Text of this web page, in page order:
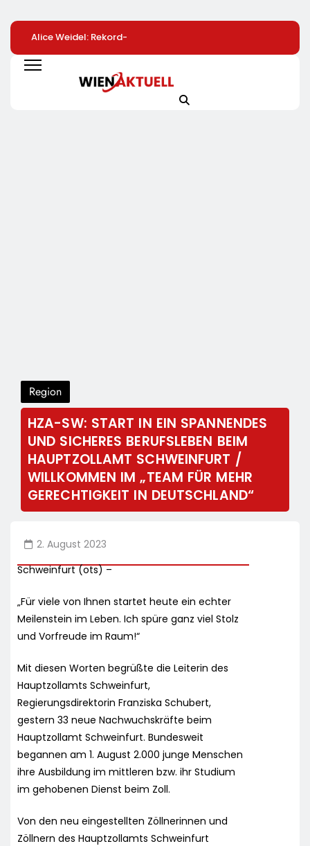
Alice Weidel: Rekord-
Insolvenzen Sind
Warnsignal –
Bundesregierung
Wächst Weiter:
NATURKIND-Welt Bei
NEIN Zu
Region
HZA-SW: START IN EIN SPANNENDES
UND SICHERES BERUFSLEBEN BEIM
HAUPTZOLLAMT SCHWEINFURT /
WILLKOMMEN IM „TEAM FÜR MEHR
GERECHTIGKEIT IN DEUTSCHLAND“
2. August 2023
Schweinfurt (ots) –
„Für viele von Ihnen startet heute ein echter
Meilenstein im Leben. Ich spüre ganz viel Stolz
und Vorfreude im Raum!“
Mit diesen Worten begrüßte die Leiterin des
Hauptzollamts Schweinfurt,
Regierungsdirektorin Franziska Schubert,
gestern 33 neue Nachwuchskräfte beim
Hauptzollamt Schweinfurt. Bundesweit
begannen am 1. August 2.000 junge Menschen
ihre Ausbildung im mittleren bzw. ihr Studium
im gehobenen Dienst beim Zoll.
Von den neu eingestellten Zöllnerinnen und
Zöllnern des Hauptzollamts Schweinfurt